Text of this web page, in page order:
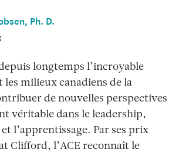
Ph. D.
longtemps l’incroyable
les milieux canadiens de la
de nouvelles perspectives
véritable dans le leadership,
l’apprentissage. Par ses prix
Clifford, l’ACE reconnaît le